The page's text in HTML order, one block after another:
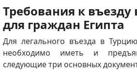
Требования к
для граждан Египта
Для легального въезда в
необходимо иметь и
следующие три основных